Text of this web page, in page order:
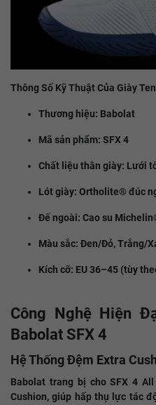
Thông Số Kỹ Thuật Của Giày
Thương hiệu: Babolat​
Mã sản phẩm: SFX 4​
Chất liệu thân giày: Lưới
Lót giày: Ortholite® đúc
Đế ngoài: Cao su
Màu sắc: Đen/Đỏ, Trắng/
Kích cỡ: EU 36–45 (tùy
Công Nghệ Hiện
Babolat SFX 4
Hệ Thống Đệm Extra
Babolat trang bị cho SFX 4
Cushion, giúp hấp thụ lực tác